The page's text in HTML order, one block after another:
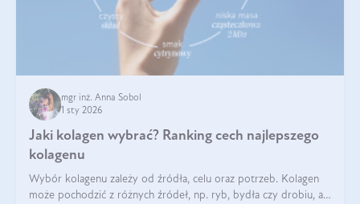
mgr inż. Anna Sobol
1 sty 2026
Jaki kolagen wybrać? Ranking cech najlepszego
kolagenu
Wybór kolagenu zależy od źródła, celu oraz potrzeb. Kolagen
może pochodzić z różnych źródeł, np. ryb, bydła czy drobiu, a